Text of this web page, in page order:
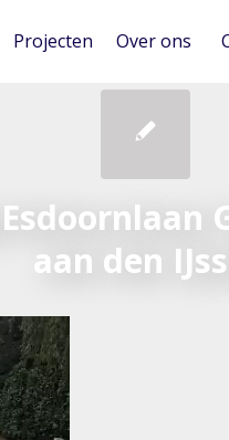
Projecten Over ons
aan den